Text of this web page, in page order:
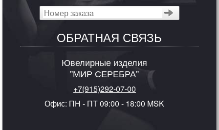
ОБРАТНАЯ СВЯЗЬ
Ювелирные изделия
"МИР СЕРЕБРА"
+7(915)292-07-00
Офис: ПН - ПТ 09:00 - 18:00 MSK